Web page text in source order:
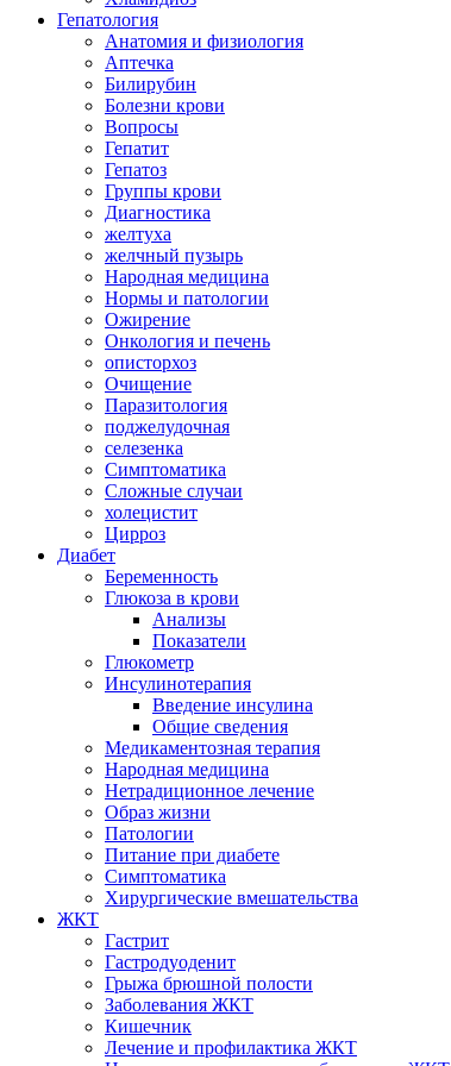
Гепатология
Анатомия и физиология
Аптечка
Билирубин
Болезни крови
Вопросы
Гепатит
Гепатоз
Группы крови
Диагностика
желтуха
желчный пузырь
Народная медицина
Нормы и патологии
Ожирение
Онкология и печень
описторхоз
Очищение
Паразитология
поджелудочная
селезенка
Симптоматика
Сложные случаи
холецистит
Цирроз
Диабет
Беременность
Глюкоза в крови
Анализы
Показатели
Глюкометр
Инсулинотерапия
Введение инсулина
Общие сведения
Медикаментозная терапия
Народная медицина
Нетрадиционное лечение
Образ жизни
Патологии
Питание при диабете
Симптоматика
Хирургические вмешательства
ЖКТ
Гастрит
Гастродуоденит
Грыжа брюшной полости
Заболевания ЖКТ
Кишечник
Лечение и профилактика ЖКТ